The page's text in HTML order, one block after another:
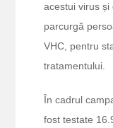
acestui virus
parcurgă
VHC, pentru
tratamentului.
În cadrul
fost testate